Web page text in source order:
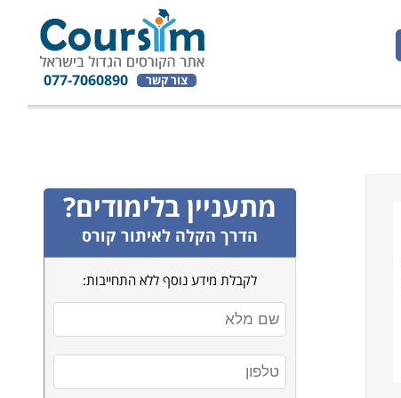
צור קשר 077-7060890
מתעניין בלימודים?
הדרך הקלה לאיתור קורס
לקבלת מידע נוסף ללא התחייבות: